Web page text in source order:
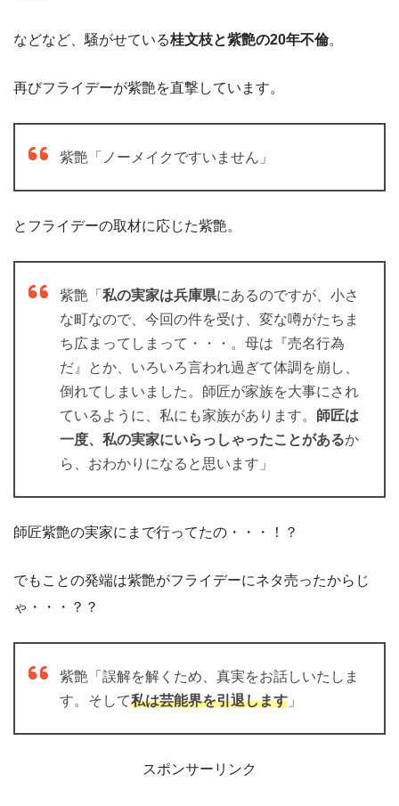
などなど、騒がせている桂文枝と紫艶の20年不倫。
再びフライデーが紫艶を直撃しています。
紫艶「ノーメイクですいません」
とフライデーの取材に応じた紫艶。
紫艶「 私の実家は兵庫県にあるのですが、小さ
な町なので、今回の件を受け、変な噂がたちま
ち広まってしまって・・・。母は『売名行為
だ』とか、いろいろ言われ過ぎて体調を崩し、
倒れてしまいました。師匠が家族を大事にされ
ているように、私にも家族があります。 師匠は
一度、私の実家にいらっしゃったことがあるか
ら、おわかりになると思います」
師匠紫艶の実家にまで行ってたの・・・！？
でもことの発端は紫艶がフライデーにネタ売ったからじ
ゃ・・・？？
紫艶「誤解を解くため、真実をお話しいたしま
す。そして私は芸能界を引退します 」
スポンサーリンク